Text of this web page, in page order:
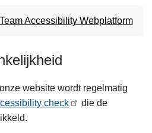
Accessibility Webplatform
website wordt regelmatig
check
die de